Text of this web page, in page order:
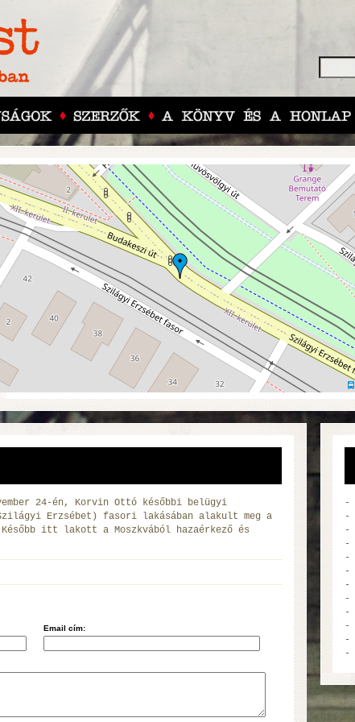
24-én, Korvin Ottó későbbi belügyi
Erzsébet) fasori lakásában alakult meg a
itt lakott a Moszkvából hazaérkező és
Email cím:
-
-
-
-
-
-
-
-
-
-
-
-